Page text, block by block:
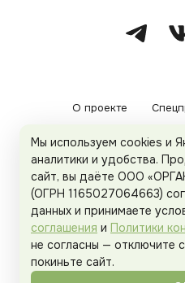
О проекте
Рекламодателям
Organicwoman.ru
Мы используем cookies и
аналитики и удобства.
сайт, вы даёте ООО
(ОГРН 1165027064663)
данных и принимаете
соглашения и Политики
не согласны — отключите
покиньте сайт.